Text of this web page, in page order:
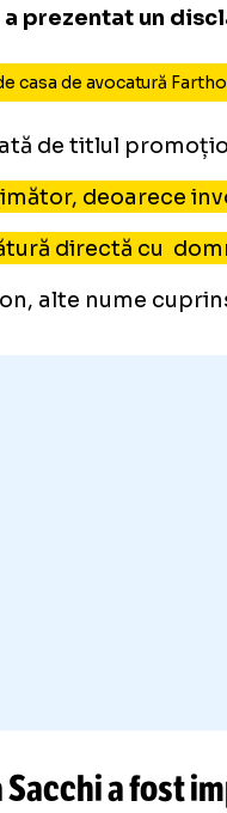
a prezentat un
casa de avocatură
de titlul
deoarece
directă cu
alte nume
Sacchi a fost